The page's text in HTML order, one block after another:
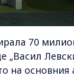
70
„Васил
на основния